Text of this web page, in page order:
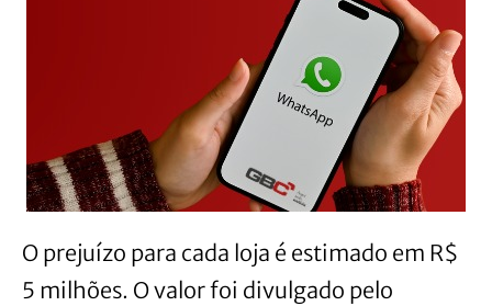
O prejuízo para cada loja é estimado em R$
5 milhões. O valor foi divulgado pelo